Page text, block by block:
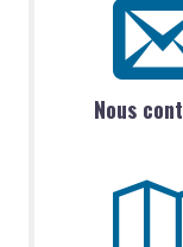
Nous